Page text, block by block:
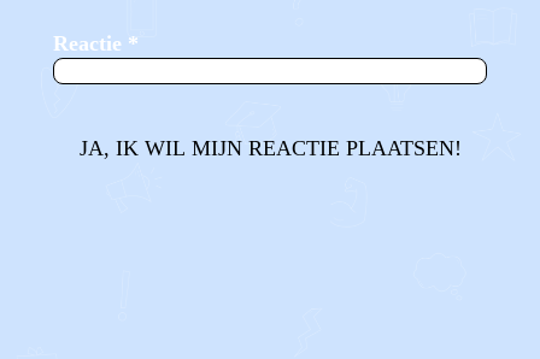
Reactie *
JA, IK WIL MIJN REACTIE PLAATSEN!